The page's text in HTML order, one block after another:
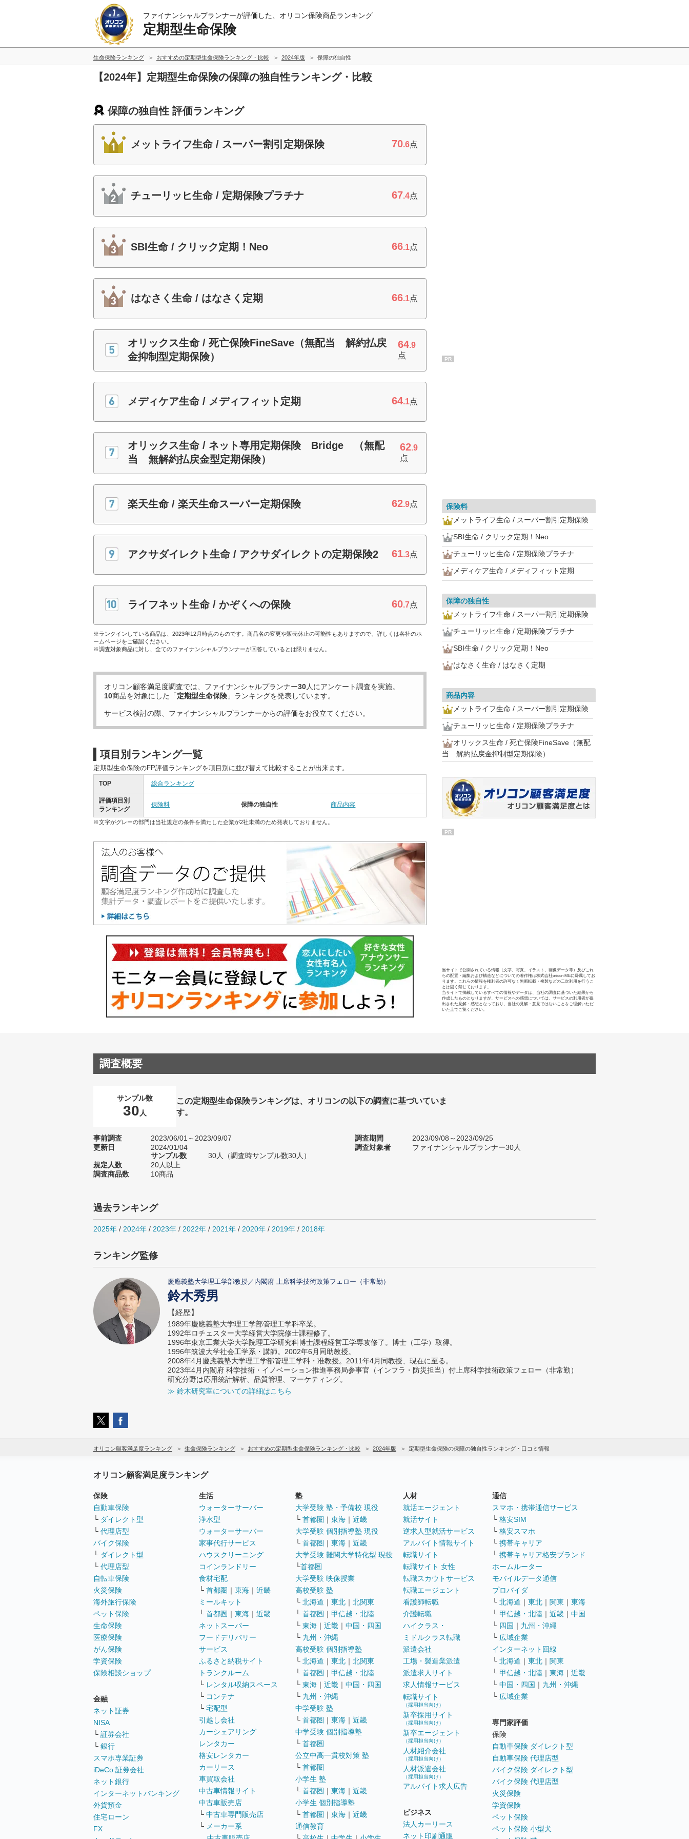
ファイナンシャルプランナーが評価した、オリコン保険商品ランキング
定期型生命保険
生命保険ランキング おすすめの定期型生命保険ランキング・比較 2024年版 保障の独自性
【2024年】定期型生命保険の保障の独自性ランキング・比較
保障の独自性 評価ランキング
メットライフ生命 / スーパー割引定期保険 70.6点
チューリッヒ生命 / 定期保険プラチナ 67.4点
SBI生命 / クリック定期！Neo 66.1点
はなさく生命 / はなさく定期 66.1点
オリックス生命 / 死亡保険FineSave（無配当 解約払戻
金抑制型定期保険）
64.9
点
メディケア生命 / メディフィット定期 64.1点
オリックス生命 / ネット専用定期保険 Bridge （無配
当 無解約払戻金型定期保険）
62.9
点
楽天生命 / 楽天生命スーパー定期保険 62.9点
アクサダイレクト生命 / アクサダイレクトの定期保険2 61.3点
ライフネット生命 / かぞくへの保険 60.7点
※ランクインしている商品は、2023年12月時点のものです。商品名の変更や販売休止の可能性もありますので、詳しくは各社のホ
ームページをご確認ください。
※調査対象商品に対し、全てのファイナンシャルプランナーが回答しているとは限りません。
オリコン顧客満足度調査では、ファイナンシャルプランナー30人にアンケート調査を実施。
10商品を対象にした「定期型生命保険 」ランキングを発表しています。
サービス検討の際、ファイナンシャルプランナーからの評価をお役立てください。
項目別ランキング一覧
定期型生命保険のFP評価ランキングを項目別に並び替えて比較することが出来ます。
TOP 総合ランキング
評価項目別
ランキング
保険料 保障の独自性 商品内容
※文字がグレーの部門は当社規定の条件を満たした企業が2社未満のため発表しておりません。
PR
保険料
メットライフ生命 / スーパー割引定期保険
SBI生命 / クリック定期！Neo
チューリッヒ生命 / 定期保険プラチナ
メディケア生命 / メディフィット定期
保障の独自性
メットライフ生命 / スーパー割引定期保険
チューリッヒ生命 / 定期保険プラチナ
SBI生命 / クリック定期！Neo
はなさく生命 / はなさく定期
商品内容
メットライフ生命 / スーパー割引定期保険
チューリッヒ生命 / 定期保険プラチナ
オリックス生命 / 死亡保険FineSave（無配
当 解約払戻金抑制型定期保険）
PR
当サイトで公開されている情報（文字、写真、イラスト、画像データ等）及びこれ
らの配置・編集および構造などについての著作権は株式会社oricon MEに帰属してお
ります。これらの情報を権利者の許可なく無断転載・複製などの二次利用を行うこ
とは固く禁じております。
当サイトで掲載しているすべての情報やデータは、当社の調査に基づいた結果から
作成したものとなりますが、サービスへの感想については、サービスの利用者が提
出された見解・感想となっており、当社の見解・意見ではないことをご理解いただ
いた上でご覧ください。
調査概要
サンプル数
30 人
この定期型生命保険ランキングは、オリコンの以下の調査に基づいていま
す。
事前調査
2023/06/01～2023/09/07
更新日
2024/01/04
サンプル数
30人（調査時サンプル数30人）
規定人数
20人以上
調査商品数
10商品
調査期間
2023/09/08～2023/09/25
調査対象者
ファイナンシャルプランナー30人
過去ランキング
2025年 / 2024年 / 2023年 / 2022年 / 2021年 / 2020年 / 2019年 / 2018年
ランキング監修
慶應義塾大学理工学部教授／内閣府 上席科学技術政策フェロー（非常勤）
鈴木秀男
【経歴】
1989年慶應義塾大学理工学部管理工学科卒業。
1992年ロチェスター大学経営大学院修士課程修了。
1996年東京工業大学大学院理工学研究科博士課程経営工学専攻修了。博士（工学）取得。
1996年筑波大学社会工学系・講師。2002年6月同助教授。
2008年4月慶應義塾大学理工学部管理工学科・准教授。2011年4月同教授、現在に至る。
2023年4月内閣府 科学技術・イノベーション推進事務局参事官（インフラ・防災担当）付上席科学技術政策フェロー（非常勤）
研究分野は応用統計解析、品質管理、マーケティング。
≫ 鈴木研究室についての詳細はこちら
オリコン顧客満足度ランキング 生命保険ランキング おすすめの定期型生命保険ランキング・比較 2024年版 定期型生命保険の保障の独自性ランキング・口コミ情報
オリコン顧客満足度ランキング
保険
自動車保険
└ ダイレクト型
└ 代理店型
バイク保険
└ ダイレクト型
└ 代理店型
自転車保険
火災保険
海外旅行保険
ペット保険
生命保険
医療保険
がん保険
学資保険
保険相談ショップ
金融
ネット証券
NISA
└ 証券会社
└ 銀行
スマホ専業証券
iDeCo 証券会社
ネット銀行
インターネットバンキング
外貨預金
住宅ローン
FX
生活
ウォーターサーバー
浄水型
ウォーターサーバー
家事代行サービス
ハウスクリーニング
コインランドリー
食材宅配
└ 首都圏 ｜ 東海 ｜ 近畿
ミールキット
└ 首都圏 ｜ 東海 ｜ 近畿
ネットスーパー
フードデリバリー
サービス
ふるさと納税サイト
トランクルーム
└ レンタル収納スペース
└ コンテナ
└ 宅配型
引越し会社
カーシェアリング
レンタカー
格安レンタカー
カーリース
車買取会社
中古車情報サイト
中古車販売店
└ 中古車専門販売店
└ メーカー系
塾
大学受験 塾・予備校 現役
└ 首都圏 ｜ 東海 ｜ 近畿
大学受験 個別指導塾 現役
└ 首都圏 ｜ 東海 ｜ 近畿
大学受験 難関大学特化型 現役
└首都圏
大学受験 映像授業
高校受験 塾
└ 北海道 ｜ 東北 ｜ 北関東
└ 首都圏 ｜ 甲信越・北陸
└ 東海 ｜ 近畿 ｜ 中国・四国
└ 九州・沖縄
高校受験 個別指導塾
└ 北海道 ｜ 東北 ｜ 北関東
└ 首都圏 ｜ 甲信越・北陸
└ 東海 ｜ 近畿 ｜ 中国・四国
└ 九州・沖縄
中学受験 塾
└ 首都圏 ｜ 東海 ｜ 近畿
中学受験 個別指導塾
└ 首都圏
公立中高一貫校対策 塾
└ 首都圏
小学生 塾
└ 首都圏 ｜ 東海 ｜ 近畿
小学生 個別指導塾
└ 首都圏 ｜ 東海 ｜ 近畿
通信教育
人材
就活エージェント
就活サイト
逆求人型就活サービス
アルバイト情報サイト
転職サイト
転職サイト 女性
転職スカウトサービス
転職エージェント
看護師転職
介護転職
ハイクラス・
ミドルクラス転職
派遣会社
工場・製造業派遣
派遣求人サイト
求人情報サービス
転職サイト
（採用担当向け）
新卒採用サイト
（採用担当向け）
新卒エージェント
（採用担当向け）
人材紹介会社
（採用担当向け）
人材派遣会社
（採用担当向け）
アルバイト求人広告
ビジネス
法人カーリース
ネット印刷通販
通信
スマホ・携帯通信サービス
└ 格安SIM
└ 格安スマホ
└ 携帯キャリア
└ 携帯キャリア格安ブランド
ホームルーター
モバイルデータ通信
プロバイダ
└ 北海道 ｜ 東北 ｜ 関東 ｜ 東海
└ 甲信越・北陸 ｜ 近畿 ｜ 中国
└ 四国 ｜ 九州・沖縄
└ 広域企業
インターネット回線
└ 北海道 ｜ 東北 ｜ 関東
└ 甲信越・北陸 ｜ 東海 ｜ 近畿
└ 中国・四国 ｜ 九州・沖縄
└ 広域企業
専門家評価
保険
自動車保険 ダイレクト型
自動車保険 代理店型
バイク保険 ダイレクト型
バイク保険 代理店型
火災保険
学資保険
ペット保険
ペット保険 小型犬